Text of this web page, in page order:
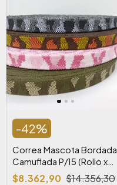
-42%
Correa Mascota Bordada
Camuflada P/15 (Rollo x
25 m)
$8.362,90 $14.356,30